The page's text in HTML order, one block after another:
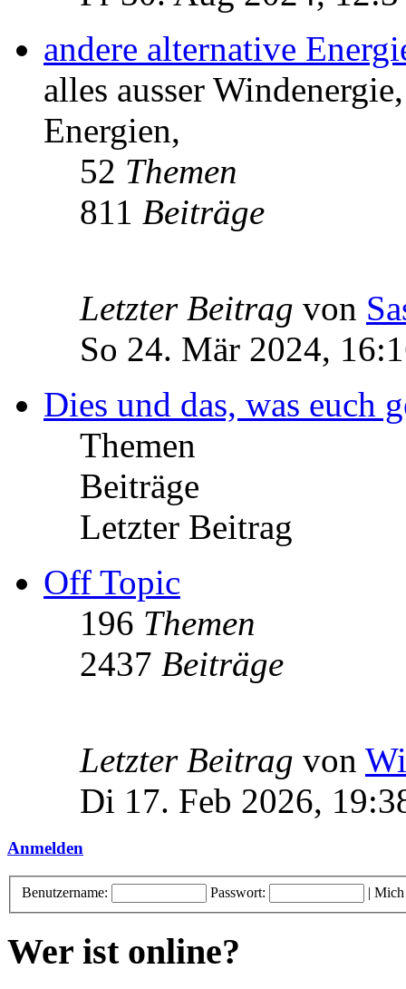
andere alternative
alles ausser
Energien,
52 Themen
811 Beiträge
Letzter Beitrag von
So 24. Mär 2024,
Dies und das, was euch
Themen
Beiträge
Letzter Beitrag
Off Topic
196 Themen
2437 Beiträge
Letzter Beitrag von
Di 17. Feb 2026,
Anmelden
Benutzername: Passwort: | Mich
Wer ist online?